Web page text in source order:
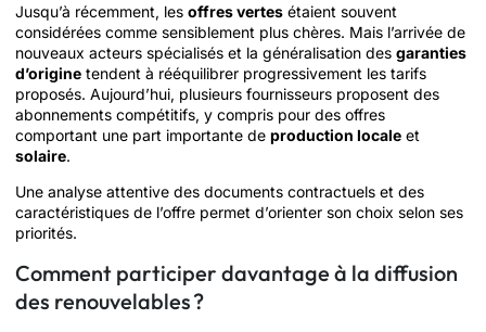
Jusqu’à récemment, les offres vertes étaient souvent
considérées comme sensiblement plus chères. Mais l’arrivée de
nouveaux acteurs spécialisés et la généralisation des garanties
d’origine tendent à rééquilibrer progressivement les tarifs
proposés. Aujourd’hui, plusieurs fournisseurs proposent des
abonnements compétitifs, y compris pour des offres
comportant une part importante de production locale et
solaire.
Une analyse attentive des documents contractuels et des
caractéristiques de l’offre permet d’orienter son choix selon ses
priorités.
Comment participer davantage à la diffusion
des renouvelables ?